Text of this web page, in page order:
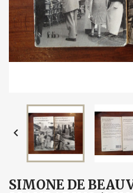

SIMONE DE